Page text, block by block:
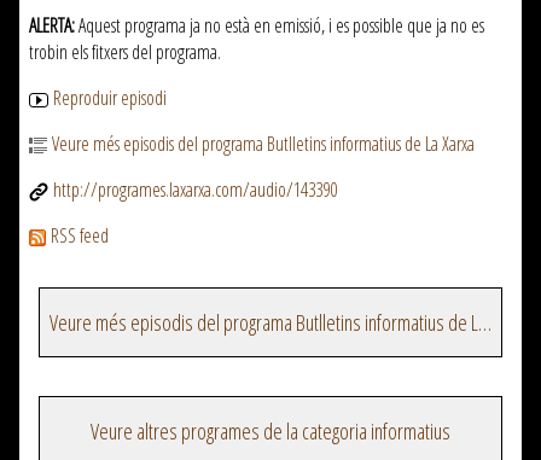
ALERTA:Aquest programa ja no està en emissió, i es possible que ja no es
trobin els fitxers del programa.
Reproduir episodi
Veure més episodis del programa Butlletins informatius de La Xarxa
http://programes.laxarxa.com/audio/143390
RSS feed
Veure més episodis del programa Butlletins informatius de La Xarxa
Veure altres programes de la categoria informatius